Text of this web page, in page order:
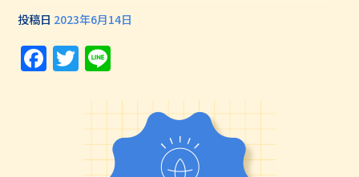
投稿日 2023年6月14日
Facebook
Twitter